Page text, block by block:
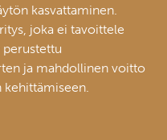
kasvattaminen.
joka ei tavoittele
ja mahdollinen voitto
kehittämiseen.